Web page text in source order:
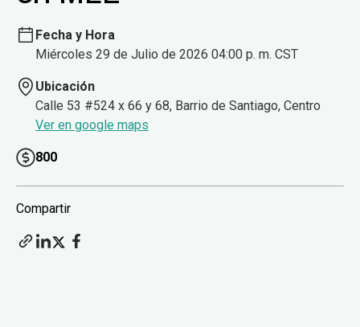
Fecha y Hora
Miércoles 29 de Julio de 2026 04:00 p. m. CST
Ubicación
Calle 53 #524 x 66 y 68, Barrio de Santiago, Centro
Ver en google maps
800
Compartir